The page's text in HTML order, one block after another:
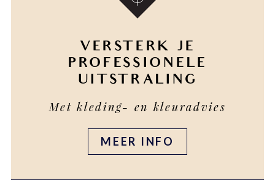
VERSTERK JE
PROFESSIONELE
UITSTRALING
Met kleding- en kleuradvies
MEER INFO